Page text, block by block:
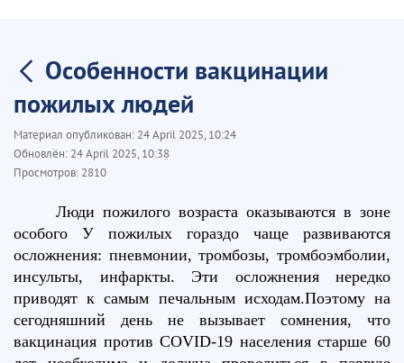
Особенности вакцинации
пожилых людей
Материал опубликован: 24 April 2025, 10:24
Обновлён: 24 April 2025, 10:38
Просмотров: 2810
Люди пожилого возраста оказываются в зоне
особого У пожилых гораздо чаще развиваются
осложнения: пневмонии, тромбозы, тромбоэмболии,
инсульты, инфаркты. Эти осложнения нередко
приводят к самым печальным исходам.Поэтому на
сегодняшний день не вызывает сомнения, что
вакцинация против СOVID-19 населения старше 60